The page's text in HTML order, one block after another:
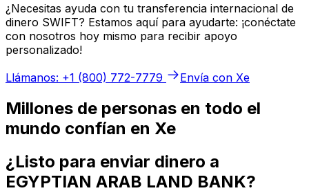
¿Necesitas ayuda con tu transferencia internacional de
dinero SWIFT? Estamos aquí para ayudarte: ¡conéctate
con nosotros hoy mismo para recibir apoyo
personalizado!
Llámanos: +1 (800) 772-7779
Envía con Xe
Millones de personas en todo el
mundo confían en Xe
¿Listo para enviar dinero a
EGYPTIAN ARAB LAND BANK?